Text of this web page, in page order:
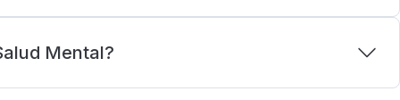
Mental?